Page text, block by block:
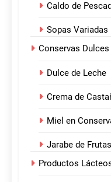
Caldo de
Sopas Variadas
Conservas Dulces
Dulce de Leche
Crema de
Miel en
Jarabe de Frutas
Productos